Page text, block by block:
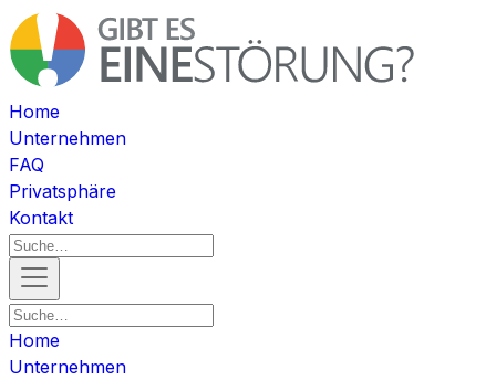
Home
Unternehmen
FAQ
Privatsphäre
Kontakt
Home
Unternehmen